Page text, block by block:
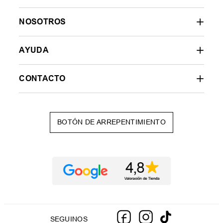
NOSOTROS
AYUDA
CONTACTO
BOTÓN DE ARREPENTIMIENTO
SEGUINOS